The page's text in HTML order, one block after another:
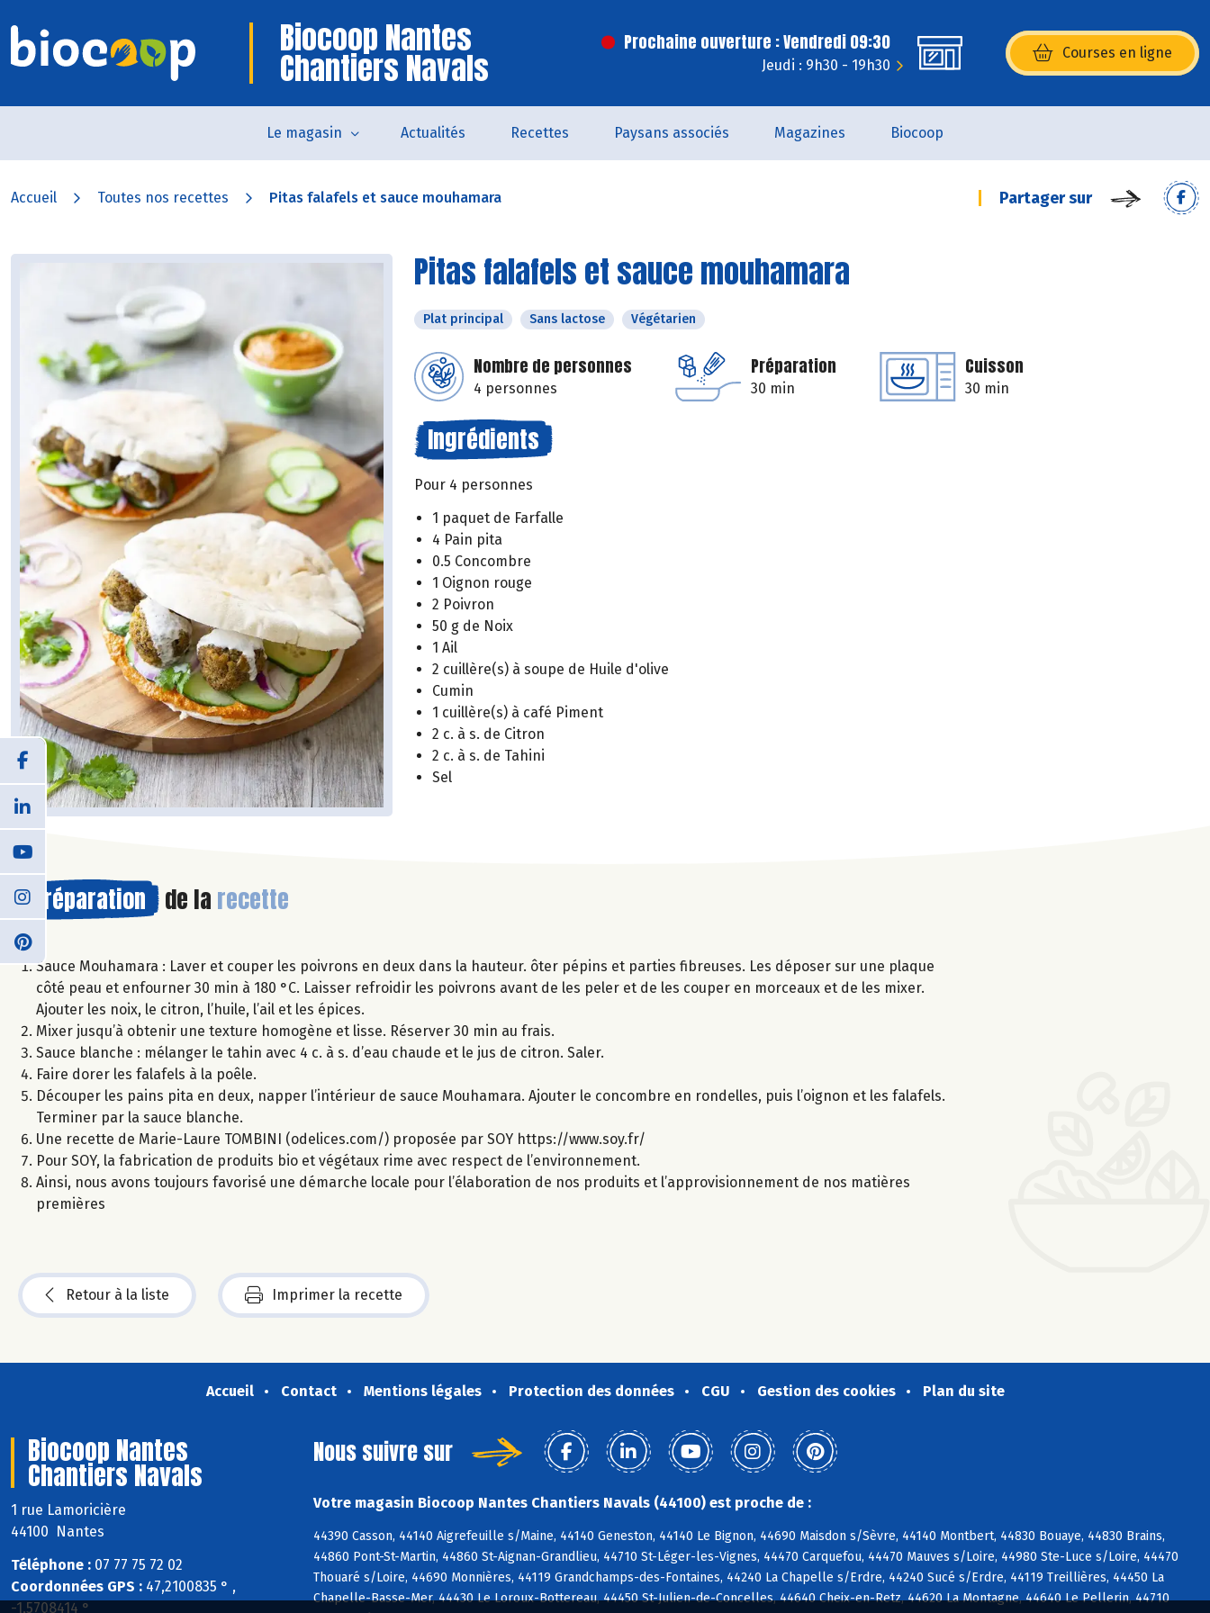
Biocoop Nantes
Chantiers Navals
Prochaine ouverture : Vendredi 09:30
Jeudi : 9h30 - 19h30
Courses en ligne
(s’ouvre dans une nouvelle
Le magasin Actualités Recettes Paysans associés Magazines Biocoop
Accueil Toutes nos recettes Pitas falafels et sauce mouhamara Partager sur
Pitas falafels et sauce mouhamara
Plat principal Sans lactose Végétarien
Nombre de personnes
4 personnes
Préparation
30 min
Cuisson
30 min
Ingrédients
Pour 4 personnes
1 paquet de Farfalle
4 Pain pita
0.5 Concombre
1 Oignon rouge
2 Poivron
50 g de Noix
1 Ail
2 cuillère(s) à soupe de Huile d'olive
Cumin
1 cuillère(s) à café Piment
2 c. à s. de Citron
2 c. à s. de Tahini
Sel
Préparation de la recette
Sauce Mouhamara : Laver et couper les poivrons en deux dans la hauteur. ôter pépins et parties fibreuses. Les déposer sur une plaque
côté peau et enfourner 30 min à 180 °C. Laisser refroidir les poivrons avant de les peler et de les couper en morceaux et de les mixer.
Ajouter les noix, le citron, l’huile, l’ail et les épices.
Mixer jusqu’à obtenir une texture homogène et lisse. Réserver 30 min au frais.
Sauce blanche : mélanger le tahin avec 4 c. à s. d’eau chaude et le jus de citron. Saler.
Faire dorer les falafels à la poêle.
Découper les pains pita en deux, napper l’intérieur de sauce Mouhamara. Ajouter le concombre en rondelles, puis l’oignon et les falafels.
Terminer par la sauce blanche.
Une recette de Marie-Laure TOMBINI (odelices.com/) proposée par SOY https://www.soy.fr/
Pour SOY, la fabrication de produits bio et végétaux rime avec respect de l’environnement.
Ainsi, nous avons toujours favorisé une démarche locale pour l’élaboration de nos produits et l’approvisionnement de nos matières
premières
Retour à la liste Imprimer la recette
Accueil Contact Mentions légales Protection des données CGU Gestion des cookies Plan du site
Biocoop Nantes
Chantiers Navals
1 rue Lamoricière
44100 Nantes
Téléphone : 07 77 75 72 02
Coordonnées GPS : 47,2100835 ° ,
-1,5708414 °
Nous suivre sur
Votre magasin Biocoop Nantes Chantiers Navals (44100) est proche de :
44390 Casson, 44140 Aigrefeuille s/Maine, 44140 Geneston, 44140 Le Bignon, 44690 Maisdon s/Sèvre, 44140 Montbert, 44830 Bouaye, 44830 Brains,
44860 Pont-St-Martin, 44860 St-Aignan-Grandlieu, 44710 St-Léger-les-Vignes, 44470 Carquefou, 44470 Mauves s/Loire, 44980 Ste-Luce s/Loire, 44470
Thouaré s/Loire, 44690 Monnières, 44119 Grandchamps-des-Fontaines, 44240 La Chapelle s/Erdre, 44240 Sucé s/Erdre, 44119 Treillières, 44450 La
Chapelle-Basse-Mer, 44430 Le Loroux-Bottereau, 44450 St-Julien-de-Concelles, 44640 Cheix-en-Retz, 44620 La Montagne, 44640 Le Pellerin, 44710